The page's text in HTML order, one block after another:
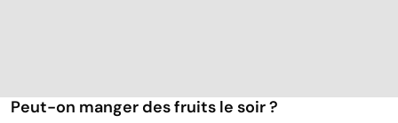
Peut-on manger des fruits le soir ?